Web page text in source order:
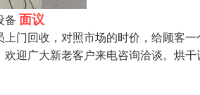
备 面议
门回收，对照市场的时价，给顾客
迎广大新老客户来电咨询洽谈。烘